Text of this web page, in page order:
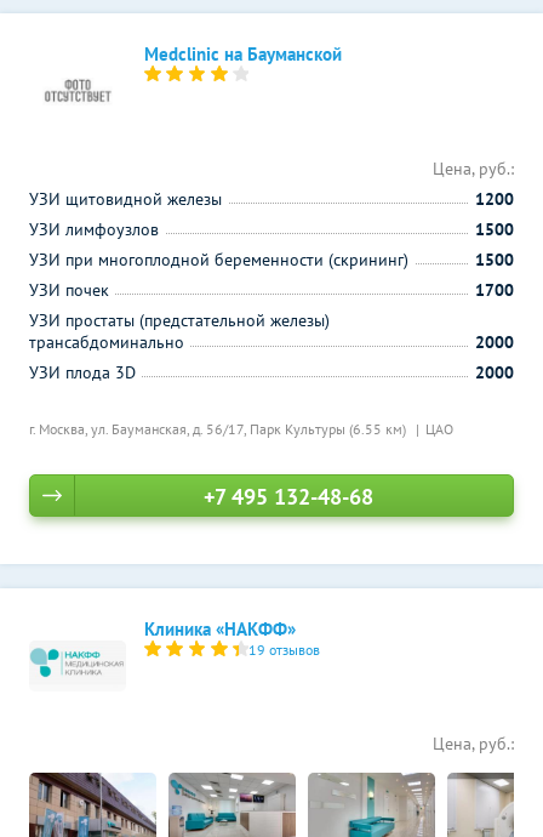
Medclinic на Бауманской
г. Москва, ул. Бауманская, д. 56/17, Парк Культуры (6.55 км) ЦАО
Цена, руб.:
УЗИ щитовидной железы
1200
УЗИ лимфоузлов
1500
УЗИ при многоплодной беременности (скрининг)
1500
УЗИ почек
1700
УЗИ простаты (предстательной железы)
трансабдоминально
2000
УЗИ плода 3D
2000
+7 495 132-48-68
Клиника «НАКФФ»
19 отзывов
Цена, руб.: